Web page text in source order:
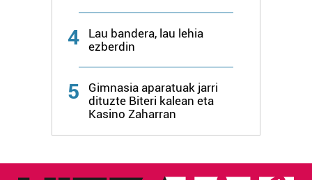
4
Lau bandera, lau lehia
ezberdin
5
Gimnasia aparatuak jarri
dituzte Biteri kalean eta
Kasino Zaharran